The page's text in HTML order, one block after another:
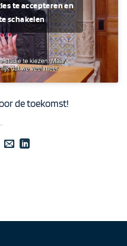
te accepteren en
schakelen
de toekomst!